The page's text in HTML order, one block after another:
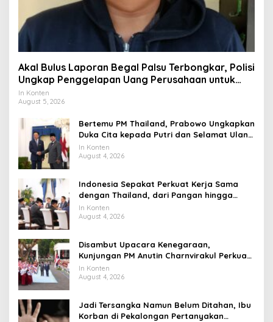
Akal Bulus Laporan Begal Palsu Terbongkar, Polisi
Ungkap Penggelapan Uang Perusahaan untuk
Crypto
In Konten
August 5, 2026
Bertemu PM Thailand, Prabowo Ungkapkan
Duka Cita kepada Putri dan Selamat Ulang
Tahun ke Raja Thailand
In Konten
August 4, 2026
Indonesia Sepakat Perkuat Kerja Sama
dengan Thailand, dari Pangan hingga
Ekonomi Digital
In Konten
August 4, 2026
Disambut Upacara Kenegaraan,
Kunjungan PM Anutin Charnvirakul Perkuat
Hubungan Indonesia-Thailand
In Konten
August 4, 2026
Jadi Tersangka Namun Belum Ditahan, Ibu
Korban di Pekalongan Pertanyakan